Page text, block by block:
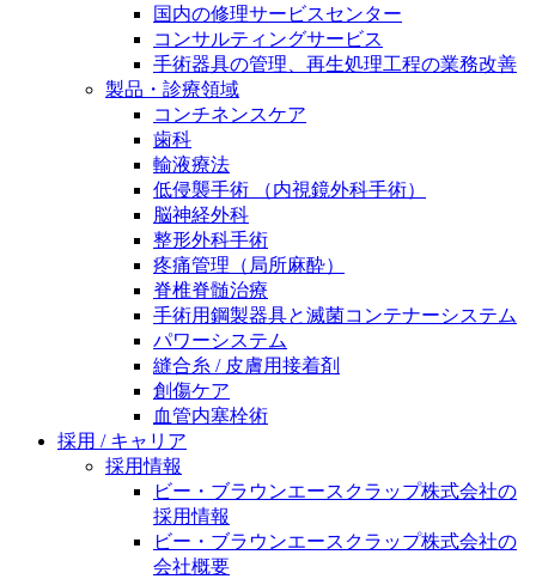
製品ポートフォリオ​
こちらの製品ポートフォリオからも、製品をお探しい
ただくことができます。
販売代理店さま向け情報​
水頭症について
「水頭症」とはどのような疾患なのでしょう。成人に
多い水頭症と、小児に多い水頭症の特徴と症状、検査
や治療法など「水頭症」の概要を知っていただくこと
ができます。
ビー・ブラウンエースクラッﾌﾟで新たな可能性を見つ
けませんか？現在募集中のポジションをご覧いただけ
ます。
ニューススペース
エースクラップアカデミー
医療に携わるあらゆる方々に、学びと情報共有の場を
提供していくことを目指します。
国内の修理サービスセンター
コンサルティングサービス
手術器具の管理、再生処理工程の業務改善
製品・診療領域
コンチネンスケア
歯科
輸液療法
低侵襲手術 （内視鏡外科手術）
脳神経外科
整形外科手術
疼痛管理（局所麻酔）
脊椎脊髄治療
手術用鋼製器具と滅菌コンテナーシステム
パワーシステム
縫合糸 / 皮膚用接着剤
創傷ケア
血管内塞栓術
採用 / キャリア
採用情報
ビー・ブラウンエースクラップ株式会社の
採用情報
ビー・ブラウンエースクラップ株式会社の
会社概要